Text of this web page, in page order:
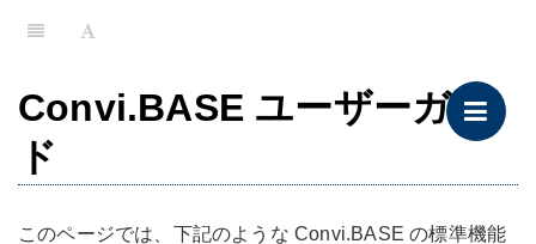
Convi.BASE ユーザーガイ
ド
このページでは、下記のような Convi.BASE の標準機能